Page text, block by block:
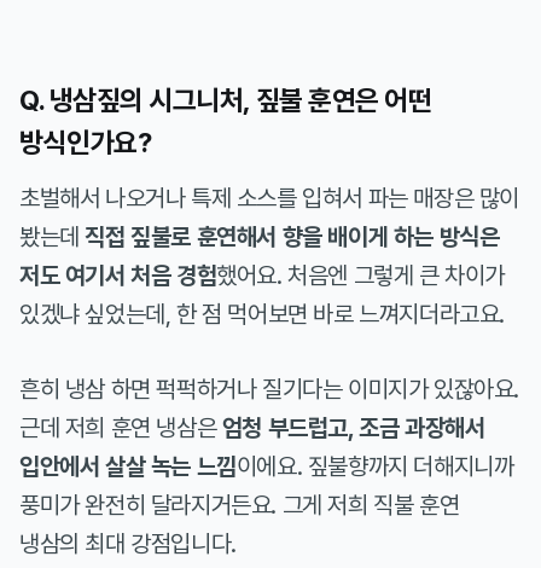
Q. 냉삼짚의 시그니처, 짚불 훈연은 어떤
방식인가요?
초벌해서 나오거나 특제 소스를 입혀서 파는 매장은 많이
봤는데직접 짚불로 훈연해서 향을 배이게 하는 방식은
저도 여기서 처음 경험했어요. 처음엔 그렇게 큰 차이가
있겠냐 싶었는데, 한 점 먹어보면 바로 느껴지더라고요.
흔히 냉삼 하면 퍽퍽하거나 질기다는 이미지가 있잖아요.
근데 저희 훈연 냉삼은엄청 부드럽고, 조금 과장해서
입안에서 살살 녹는 느낌이에요. 짚불향까지 더해지니까
풍미가 완전히 달라지거든요. 그게 저희 직불 훈연
냉삼의 최대 강점입니다.